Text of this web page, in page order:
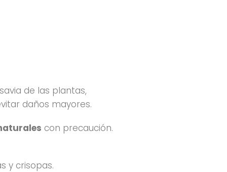
de las plantas,
daños mayores.
con precaución.
y crisopas.